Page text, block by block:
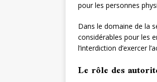
pour les personnes
Dans le domaine de la
considérables pour les
l’interdiction d’exercer
Le rôle des